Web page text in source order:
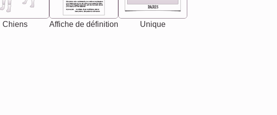
Chiens
Synonyms: Soulmate, closet confidante, sister at
heart person, life partner in adventure.
The person who understands you without explanation
you accepts just as you are. She's your partner in life's,
chaos your biggest supporter, and the one with whom
you share your best memories.
Affiche de définition
PARIS
Unique